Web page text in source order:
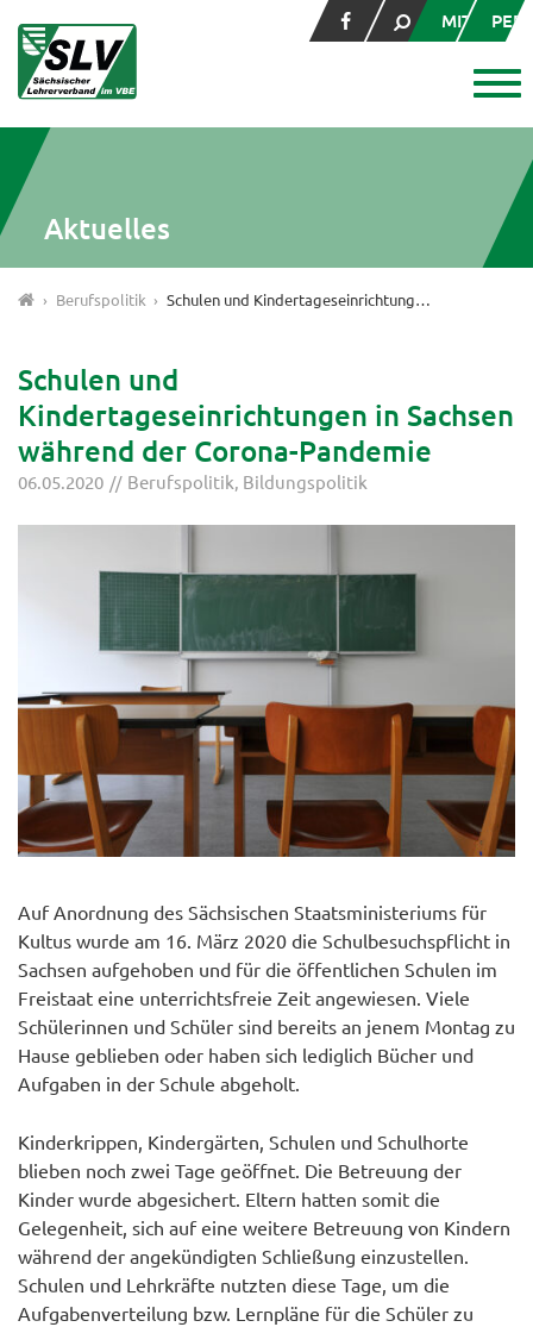
MITGLIED
Aktuelles
Berufspolitik Schulen und Kindertageseinrichtungen in Sachsen während der Corona-Pandemie
Schulen und
Kindertageseinrichtungen in Sachsen
während der Corona-Pandemie
06.05.2020 Berufspolitik Bildungspolitik
Auf Anordnung des Sächsischen Staatsministeriums für
Kultus wurde am 16. März 2020 die Schulbesuchspflicht in
Sachsen aufgehoben und für die öffentlichen Schulen im
Freistaat eine unterrichtsfreie Zeit angewiesen. Viele
Schülerinnen und Schüler sind bereits an jenem Montag zu
Hause geblieben oder haben sich lediglich Bücher und
Aufgaben in der Schule abgeholt.
Kinderkrippen, Kindergärten, Schulen und Schulhorte
blieben noch zwei Tage geöffnet. Die Betreuung der
Kinder wurde abgesichert. Eltern hatten somit die
Gelegenheit, sich auf eine weitere Betreuung von Kindern
während der angekündigten Schließung einzustellen.
Schulen und Lehrkräfte nutzten diese Tage, um die
Aufgabenverteilung bzw. Lernpläne für die Schüler zu